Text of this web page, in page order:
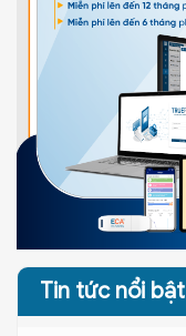
Tin tức nổi bật